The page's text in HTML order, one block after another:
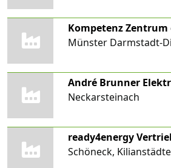
Münster Darmstadt-
André Brunner
Neckarsteinach
ready4energy
Schöneck,